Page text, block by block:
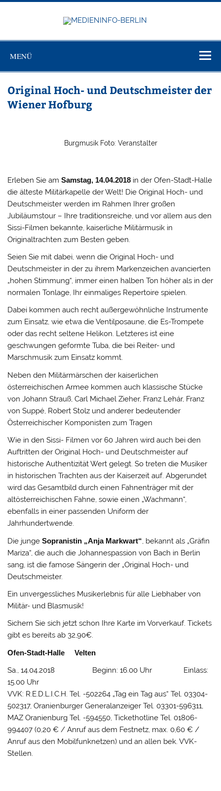
Zum
MENÜ
Original Hoch- und Deutschmeister der
Wiener Hofburg
Burgmusik Foto: Veranstalter
Erleben Sie am Samstag, 14.04.2018 in der Ofen-Stadt-Halle
die älteste Militärkapelle der Welt! Die Original Hoch- und
Deutschmeister werden im Rahmen Ihrer großen
Jubiläumstour – Ihre traditionsreiche, und vor allem aus den
Sissi-Filmen bekannte, kaiserliche Militärmusik in
Originaltrachten zum Besten geben.
Seien Sie mit dabei, wenn die Original Hoch- und
Deutschmeister in der zu ihrem Markenzeichen avancierten
„hohen Stimmung“, immer einen halben Ton höher als in der
normalen Tonlage, Ihr einmaliges Repertoire spielen.
Dabei kommen auch recht außergewöhnliche Instrumente
zum Einsatz, wie etwa die Ventilposaune, die Es-Trompete
oder das recht seltene Helikon. Letzteres ist eine
geschwungen geformte Tuba, die bei Reiter- und
Marschmusik zum Einsatz kommt.
Neben den Militärmärschen der kaiserlichen
österreichischen Armee kommen auch klassische Stücke
von Johann Strauß, Carl Michael Zieher, Franz Lehár, Franz
von Suppé, Robert Stolz und anderer bedeutender
Österreichischer Komponisten zum Tragen
Wie in den Sissi- Filmen vor 60 Jahren wird auch bei den
Auftritten der Original Hoch- und Deutschmeister auf
historische Authentizität Wert gelegt. So treten die Musiker
in historischen Trachten aus der Kaiserzeit auf. Abgerundet
wird das Gesamtbild durch einen Fahnenträger mit der
altösterreichischen Fahne, sowie einen „Wachmann“,
ebenfalls in einer passenden Uniform der
Jahrhundertwende.
Die jungeSopranistin „Anja Markwart“, bekannt als „Gräfin
Mariza“, die auch die Johannespassion von Bach in Berlin
sang, ist die famose Sängerin der „Original Hoch- und
Deutschmeister.
Ein unvergessliches Musikerlebnis für alle Liebhaber von
Militär- und Blasmusik!
Sichern Sie sich jetzt schon Ihre Karte im Vorverkauf. Tickets
gibt es bereits ab 32,90€.
Ofen-Stadt-Halle Velten
Sa., 14.04.2018 Beginn: 16.00 Uhr Einlass:
15.00 Uhr
VVK: R.E.D.L.I.C.H. Tel. -502264 „Tag ein Tag aus“ Tel. 03304-
502317, Oranienburger Generalanzeiger Tel. 03301-596311,
MAZ Oranienburg Tel. -594550, Tickethotline Tel. 01806-
994407 (0,20 € / Anruf aus dem Festnetz, max. 0,60 € /
Anruf aus den Mobilfunknetzen) und an allen bek. VVK-
Stellen.